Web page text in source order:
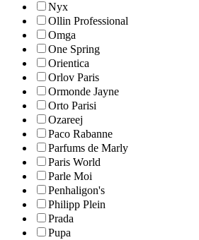
Nyx
Ollin Professional
Omga
One Spring
Orientica
Orlov Paris
Ormonde Jayne
Orto Parisi
Ozareej
Paco Rabanne
Parfums de Marly
Paris World
Parle Moi
Penhaligon's
Philipp Plein
Prada
Pupa